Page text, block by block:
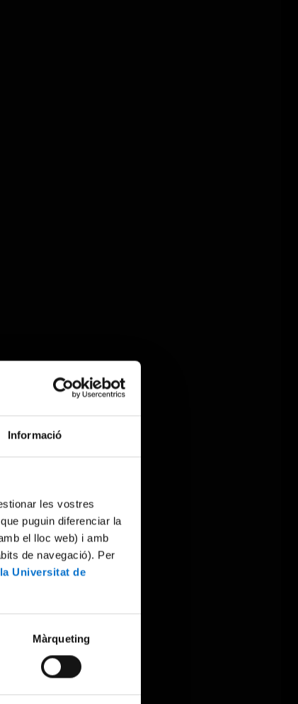
Informació
les vostres
puguin diferenciar la
el lloc web) i amb
de navegació). Per
Universitat de
Màrqueting